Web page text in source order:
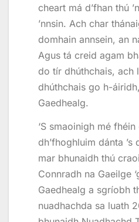
cheart má d’fhan thú
’nnsin. Ach char
domhain annsein, an
Agus tá creid agam
do tír dhúthchais, ach
dhúthchais go h-
Gaedhealg.
‘S smaoinigh mé
dh’fhoghluim dánta ’s
mar bhunaidh thú
Connradh na Gaeilge
Gaedhealg a sgríobh
nuadhachda sa luath